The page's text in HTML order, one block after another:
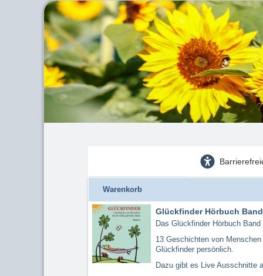
Warenkorb
Glückfinder Hörbuch
Das Glückfinder Hörbuch Band
13 Geschichten von
Glückfinder persönlich.
Dazu gibt es Live Ausschnitte